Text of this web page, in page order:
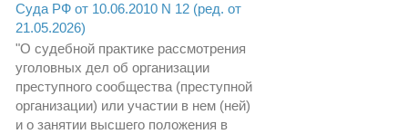
Суда РФ от 10.06.2010 N 12 (ред. от
21.05.2026)
"О судебной практике рассмотрения
уголовных дел об организации
преступного сообщества (преступной
организации) или участии в нем (ней)
и о занятии высшего положения в